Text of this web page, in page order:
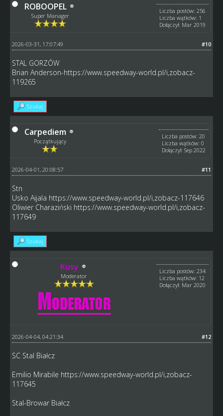
ROBOOPEL
Super Manager
Liczba postów: 256
Liczba wątków: 1
Dołączył: Mar 2019
#10
2026-03-31, 17:07:49
STAL GORZÓW
Brian Anderson-https://www.speedway-world.pl/i,zobacz-
119265
Szukaj
Carpediem
Początkujący
Liczba postów: 20
Liczba wątków: 0
Dołączył: Sep 2022
#11
2026-04-01, 20:08:57
Stn
Usko Aijala https://www.speedway-world.pl/i,zobacz-117646
Oliwier Charaziński https://www.speedway-world.pl/i,zobacz-
117649
Szukaj
Kusy
Moderator
Liczba postów: 234
Liczba wątków: 12
Dołączył: Mar 2020
#12
2026-04-04, 04:21:34
SC Stal Białcz
Emilio Mirabile https://www.speedway-world.pl/i,zobacz-
117645
Stal-Browar Białcz